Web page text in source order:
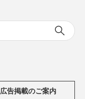
広告掲載のご案内